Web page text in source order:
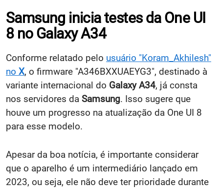
Samsung inicia testes da One UI
8 no Galaxy A34
Conforme relatado pelo usuário "Koram_Akhilesh"
no X, o firmware "A346BXXUAEYG3", destinado à
variante internacional do Galaxy A34, já consta
nos servidores da Samsung. Isso sugere que
houve um progresso na atualização da One UI 8
para esse modelo.
Apesar da boa notícia, é importante considerar
que o aparelho é um intermediário lançado em
2023, ou seja, ele não deve ter prioridade durante